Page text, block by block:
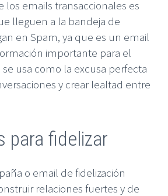
los emails transaccionales es
lleguen a la bandeja de
en Spam, ya que es un email
importante para el
usa como la excusa perfecta
y crear lealtad entre
para fidelizar
o email de fidelización
relaciones fuertes y de